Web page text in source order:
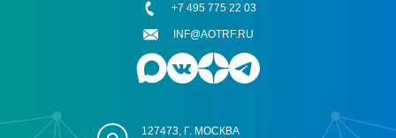
127473, Г. МОСКВА
+7 495 775 22 03
INF@AOTRF.RU